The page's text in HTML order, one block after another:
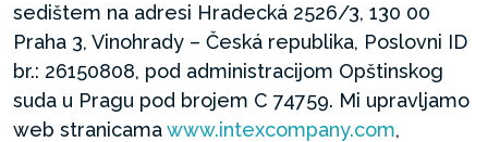
sedištem na adresi Hradecká 2526/3, 130 00
Praha 3, Vinohrady – Česká republika, Poslovni ID
br.: 26150808, pod administracijom Opštinskog
suda u Pragu pod brojem C 74759. Mi upravljamo
web stranicamawww.intexcompany.com,